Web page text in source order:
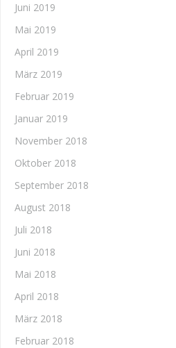
Juni 2019
Mai 2019
April 2019
März 2019
Februar 2019
Januar 2019
November 2018
Oktober 2018
September 2018
August 2018
Juli 2018
Juni 2018
Mai 2018
April 2018
März 2018
Februar 2018